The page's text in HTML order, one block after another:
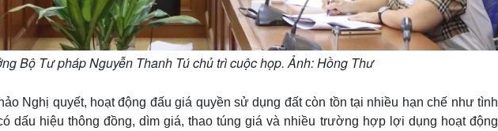
Bộ Tư pháp Nguyễn Thanh Tú chủ trì cuộc họp. Ảnh: Hồng Thư
Nghị quyết, hoạt động đấu giá quyền sử dụng đất còn tồn tại nhiều hạn chế như tình
dấu hiệu thông đồng, dìm giá, thao túng giá và nhiều trường hợp lợi dụng hoạt động